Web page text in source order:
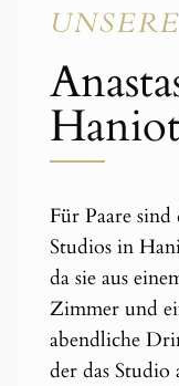
UNSERE
Für Paare sind
Studios in
da sie aus
Zimmer und
abendliche
der das Studio